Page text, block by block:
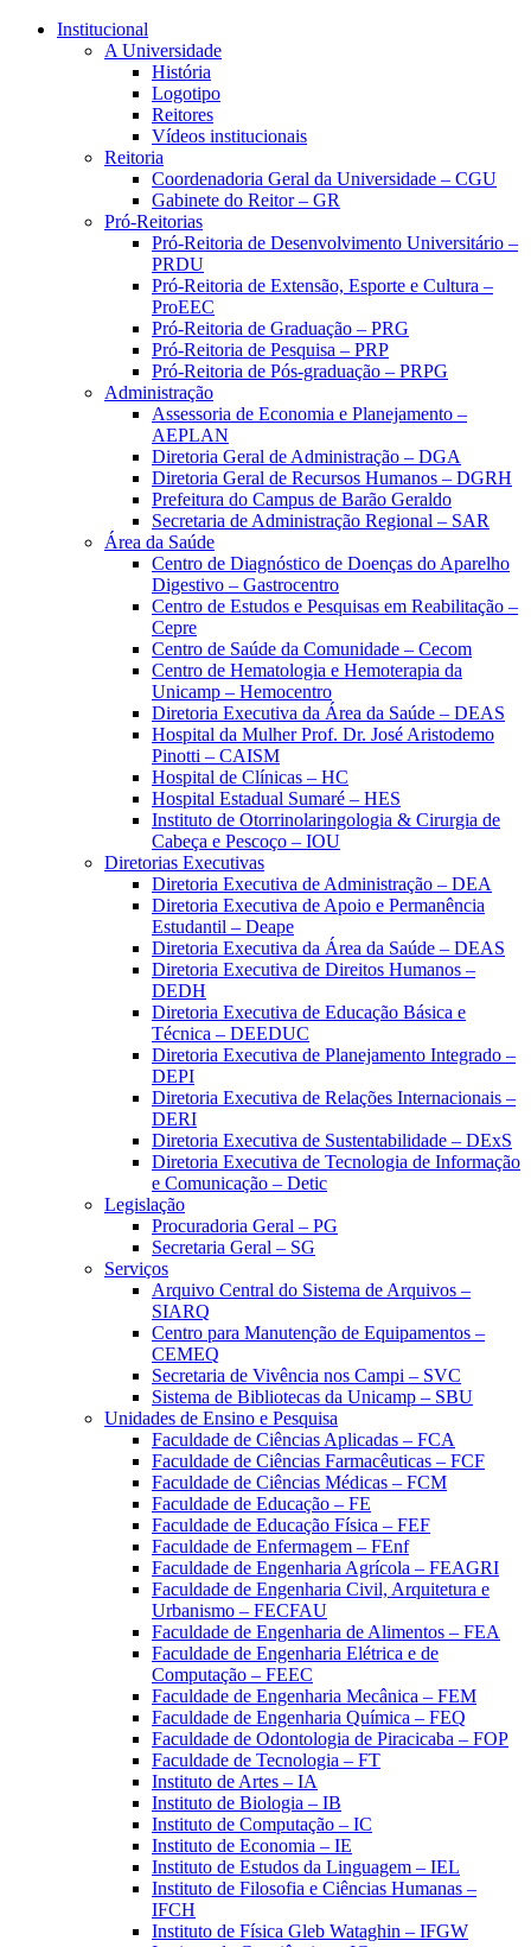
Conteúdo principal
Institucional
A Universidade
História
Logotipo
Reitores
Vídeos institucionais
Reitoria
Coordenadoria Geral da Universidade – CGU
Gabinete do Reitor – GR
Pró-Reitorias
Pró-Reitoria de Desenvolvimento Universitário –
PRDU
Pró-Reitoria de Extensão, Esporte e Cultura –
ProEEC
Pró-Reitoria de Graduação – PRG
Pró-Reitoria de Pesquisa – PRP
Pró-Reitoria de Pós-graduação – PRPG
Administração
Assessoria de Economia e Planejamento –
AEPLAN
Diretoria Geral de Administração – DGA
Diretoria Geral de Recursos Humanos – DGRH
Prefeitura do Campus de Barão Geraldo
Secretaria de Administração Regional – SAR
Área da Saúde
Centro de Diagnóstico de Doenças do Aparelho
Digestivo – Gastrocentro
Centro de Estudos e Pesquisas em Reabilitação –
Cepre
Centro de Saúde da Comunidade – Cecom
Centro de Hematologia e Hemoterapia da
Unicamp – Hemocentro
Diretoria Executiva da Área da Saúde – DEAS
Hospital da Mulher Prof. Dr. José Aristodemo
Pinotti – CAISM
Hospital de Clínicas – HC
Hospital Estadual Sumaré – HES
Instituto de Otorrinolaringologia & Cirurgia de
Cabeça e Pescoço – IOU
Diretorias Executivas
Diretoria Executiva de Administração – DEA
Diretoria Executiva de Apoio e Permanência
Estudantil – Deape
Diretoria Executiva da Área da Saúde – DEAS
Diretoria Executiva de Direitos Humanos –
DEDH
Diretoria Executiva de Educação Básica e
Técnica – DEEDUC
Diretoria Executiva de Planejamento Integrado –
DEPI
Diretoria Executiva de Relações Internacionais –
DERI
Diretoria Executiva de Sustentabilidade – DExS
Diretoria Executiva de Tecnologia de Informação
e Comunicação – Detic
Legislação
Procuradoria Geral – PG
Secretaria Geral – SG
Serviços
Arquivo Central do Sistema de Arquivos –
SIARQ
Centro para Manutenção de Equipamentos –
CEMEQ
Secretaria de Vivência nos Campi – SVC
Sistema de Bibliotecas da Unicamp – SBU
Unidades de Ensino e Pesquisa
Faculdade de Ciências Aplicadas – FCA
Faculdade de Ciências Farmacêuticas – FCF
Faculdade de Ciências Médicas – FCM
Faculdade de Educação – FE
Faculdade de Educação Física – FEF
Faculdade de Enfermagem – FEnf
Faculdade de Engenharia Agrícola – FEAGRI
Faculdade de Engenharia Civil, Arquitetura e
Urbanismo – FECFAU
Faculdade de Engenharia de Alimentos – FEA
Faculdade de Engenharia Elétrica e de
Computação – FEEC
Faculdade de Engenharia Mecânica – FEM
Faculdade de Engenharia Química – FEQ
Faculdade de Odontologia de Piracicaba – FOP
Faculdade de Tecnologia – FT
Instituto de Artes – IA
Instituto de Biologia – IB
Instituto de Computação – IC
Instituto de Economia – IE
Instituto de Estudos da Linguagem – IEL
Instituto de Filosofia e Ciências Humanas –
IFCH
Instituto de Física Gleb Wataghin – IFGW